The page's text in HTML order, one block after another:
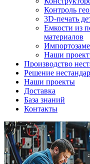
Контроль
3D-печать
Емкости из
материалов
Наши
Производство
Решение
Наши проекты
Доставка
База знаний
Контакты